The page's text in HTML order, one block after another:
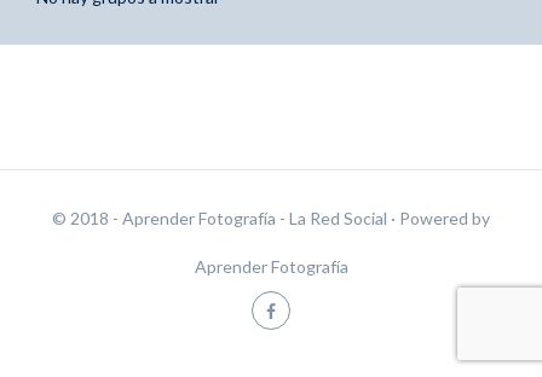
© 2018 - Aprender Fotografía - La Red Social · Powered by
Aprender Fotografía